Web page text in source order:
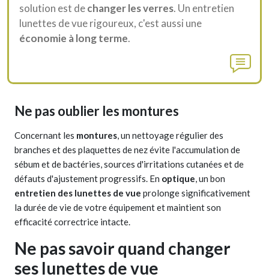
solution est dechanger les verres. Un entretien
lunettes de vue rigoureux, c'est aussi une
économie à long terme.
Ne pas oublier les montures
Concernant les montures, un nettoyage régulier des
branches et des plaquettes de nez évite l'accumulation de
sébum et de bactéries, sources d'irritations cutanées et de
défauts d'ajustement progressifs. En optique, un bon
entretien des lunettes de vue prolonge significativement
la durée de vie de votre équipement et maintient son
efficacité correctrice intacte.
Ne pas savoir quand changer
ses lunettes de vue